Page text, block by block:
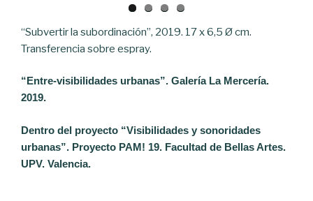
“Subvertir la subordinación”, 2019. 17 x 6,5 Ø cm.
Transferencia sobre espray.
“Entre-visibilidades urbanas”. Galería La Mercería.
2019.
Dentro del proyecto “Visibilidades y sonoridades
urbanas”. Proyecto PAM! 19. Facultad de Bellas Artes.
UPV. Valencia.